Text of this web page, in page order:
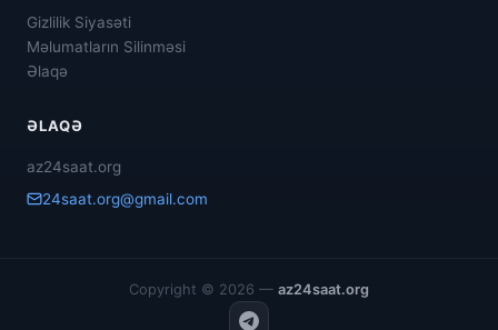
Gizlilik Siyasəti
Məlumatların Silinməsi
Əlaqə
ƏLAQƏ
az24saat.org
24saat.org@gmail.com
Copyright © 2026 — az24saat.org